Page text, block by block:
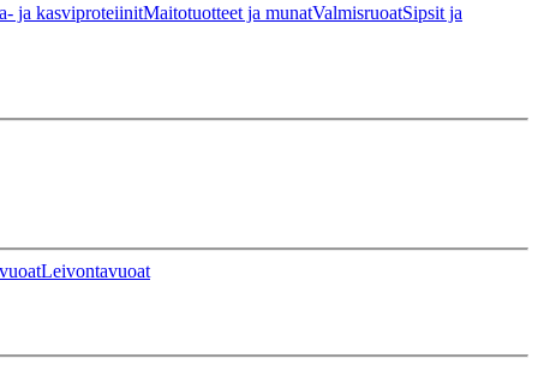
ja kasviproteiinitMaitotuotteet ja munatValmisruoatSipsit ja
Leivontavuoat